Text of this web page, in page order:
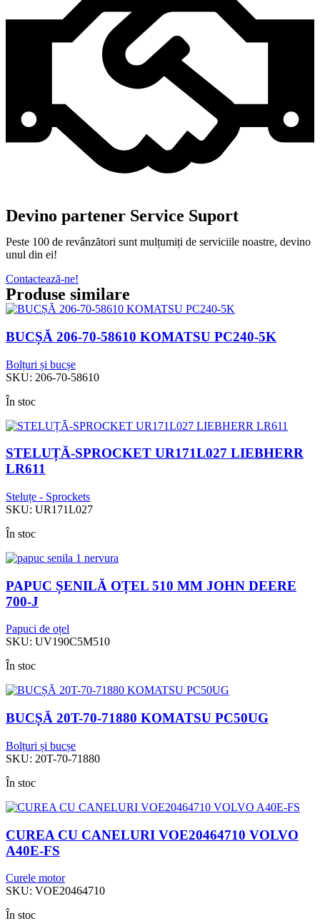
Devino partener Service Suport
Peste 100 de revânzători sunt mulțumiți de serviciile noastre, devino
unul din ei!
Contactează-ne!
Produse similare
BUCȘĂ 206-70-58610 KOMATSU PC240-5K
Bolțuri și bucșe
SKU: 206-70-58610
În stoc
STELUȚĂ-SPROCKET UR171L027 LIEBHERR
LR611
Steluțe - Sprockets
SKU: UR171L027
În stoc
PAPUC ȘENILĂ OȚEL 510 MM JOHN DEERE
700-J
Papuci de oțel
SKU: UV190C5M510
În stoc
BUCȘĂ 20T-70-71880 KOMATSU PC50UG
Bolțuri și bucșe
SKU: 20T-70-71880
În stoc
CUREA CU CANELURI VOE20464710 VOLVO
A40E-FS
Curele motor
SKU: VOE20464710
În stoc